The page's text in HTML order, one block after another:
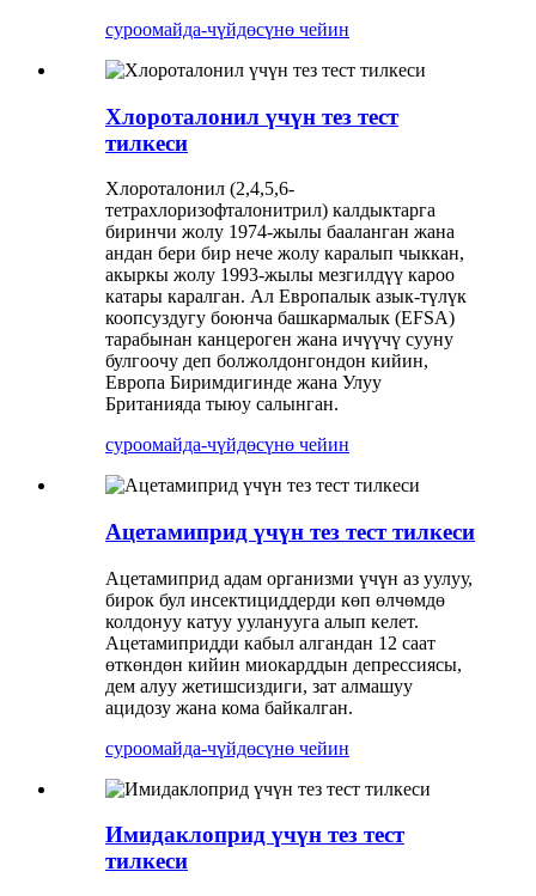
суроомайда-чүйдөсүнө чейин
Хлороталонил үчүн тез тест
тилкеси
Хлороталонил (2,4,5,6-
тетрахлоризофталонитрил) калдыктарга
биринчи жолу 1974-жылы бааланган жана
андан бери бир нече жолу каралып чыккан,
акыркы жолу 1993-жылы мезгилдүү кароо
катары каралган. Ал Европалык азык-түлүк
коопсуздугу боюнча башкармалык (EFSA)
тарабынан канцероген жана ичүүчү сууну
булгоочу деп болжолдонгондон кийин,
Европа Биримдигинде жана Улуу
Британияда тыюу салынган.
суроомайда-чүйдөсүнө чейин
Ацетамиприд үчүн тез тест тилкеси
Ацетамиприд адам организми үчүн аз уулуу,
бирок бул инсектициддерди көп өлчөмдө
колдонуу катуу ууланууга алып келет.
Ацетамипридди кабыл алгандан 12 саат
өткөндөн кийин миокарддын депрессиясы,
дем алуу жетишсиздиги, зат алмашуу
ацидозу жана кома байкалган.
суроомайда-чүйдөсүнө чейин
Имидаклоприд үчүн тез тест
тилкеси